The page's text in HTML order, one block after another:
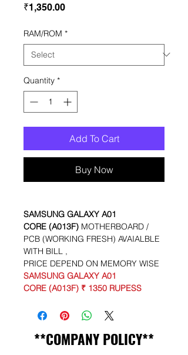
₹1,350.00Price
RAM/ROM *
Quantity *
Add To Cart
Buy Now
SAMSUNG GALAXY A01
CORE (A013F) MOTHERBOARD /
PCB (WORKING FRESH) AVAIALBLE
WITH BILL ,
PRICE DEPEND ON MEMORY WISE
SAMSUNG GALAXY A01
CORE (A013F) ₹ 1350 RUPESS
**COMPANY POLICY**